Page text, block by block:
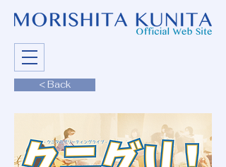
< Back